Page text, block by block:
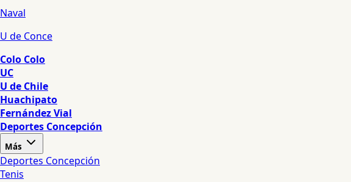
Naval
U de Conce
Colo Colo
UC
U de Chile
Huachipato
Fernández Vial
Deportes Concepción
Más
Deportes Concepción
Tenis